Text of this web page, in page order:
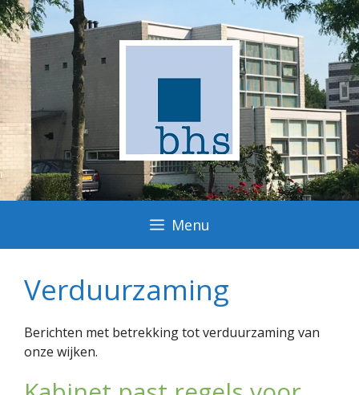
Ga
naar
de
inhoud
Menu
Verduurzaming
Berichten met betrekking tot verduurzaming van
onze wijken.